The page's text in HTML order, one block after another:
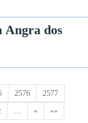
Angra dos
2576 2577
… » »»